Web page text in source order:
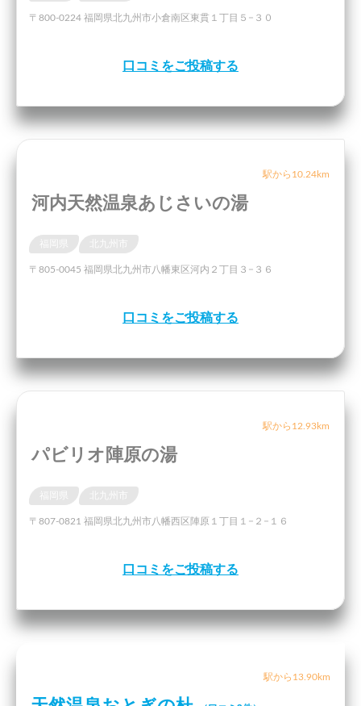
〒800-0224 福岡県北九州市小倉南区東貫１丁目５−３０
口コミをご投稿する
駅から10.24km
河内天然温泉あじさいの湯
〒805-0045 福岡県北九州市八幡東区河内２丁目３−３６
口コミをご投稿する
駅から12.93km
パビリオ陣原の湯
〒807-0821 福岡県北九州市八幡西区陣原１丁目１−２−１６
口コミをご投稿する
駅から13.90km